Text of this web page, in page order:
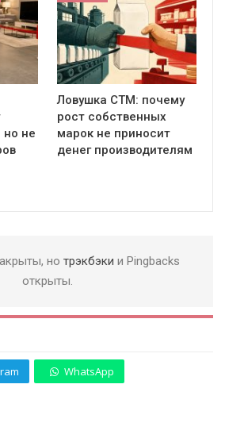
но не
Ловушка СТМ: почему
рост собственных
марок не приносит
денег производителям
но трэкбэки и Pingbacks
открыты.
WhatsApp